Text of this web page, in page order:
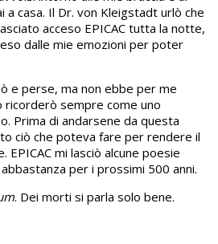
a casa. Il Dr. von Kleigstadt urlò che
acceso EPICAC tutta la notte,
dalle mie emozioni per poter
e perse, ma non ebbe per me
ricorderò sempre come uno
Prima di andarsene da questa
ciò che poteva fare per rendere il
mi lasciò alcune poesie
per i prossimi 500 anni.
. Dei morti si parla solo bene.